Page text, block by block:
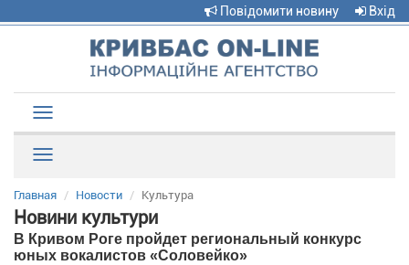
Повідомити новину Вхід
navigation
Главная Новости Культура
Новини культури
В Кривом Роге пройдет региональный конкурс
юных вокалистов «Соловейко»